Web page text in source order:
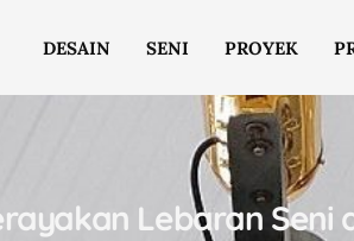
DESAIN SENI PROYEK
Lebaran Seni